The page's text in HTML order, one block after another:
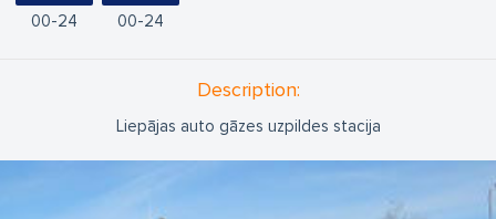
00 24 00 24
Description:
Liepājas auto gāzes uzpildes stacija